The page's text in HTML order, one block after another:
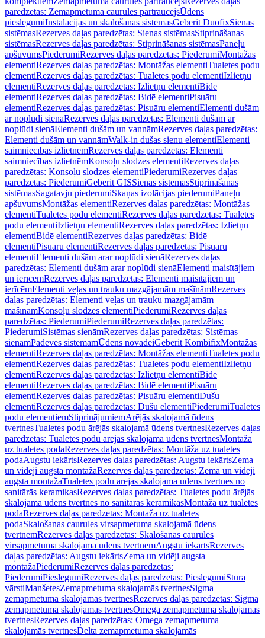
paredzētas: Zemapmetuma caurules pārtraucējsŪdens
pieslēgumiInstalācijas un skalošanas sistēmasGeberit DuofixSienas
sistēmasRezerves daļas paredzētas: Sienas sistēmasStiprināšanas
sistēmasRezerves daļas paredzētas: Stiprināšanas sistēmasPaneļu
apšuvumsPiederumiRezerves daļas paredzētas: PiederumiMontāžas
elementiRezerves daļas paredzētas: Montāžas elementiTualetes podu
elementiRezerves daļas paredzētas: Tualetes podu elementiIzlietņu
elementiRezerves daļas paredzētas: Izlietņu elementiBidē
elementiRezerves daļas paredzētas: Bidē elementiPisuāru
elementiRezerves daļas paredzētas: Pisuāru elementiElementi dušām
ar noplūdi sienāRezerves daļas paredzētas: Elementi dušām ar
noplūdi sienāElementi dušām un vannāmRezerves daļas paredzētas:
Elementi dušām un vannāmWalk-in dušas sienu elementiElementi
saimniecības izlietnēmRezerves daļas paredzētas: Elementi
saimniecības izlietnēmKonsoļu slodzes elementiRezerves daļas
paredzētas: Konsoļu slodzes elementiPiederumiRezerves daļas
paredzētas: PiederumiGeberit GISSienas sistēmasStiprināšanas
sistēmasSagatavju piederumiSkaņas izolācijas piederumiPaneļu
apšuvumsMontāžas elementiRezerves daļas paredzētas: Montāžas
elementiTualetes podu elementiRezerves daļas paredzētas: Tualetes
podu elementiIzlietņu elementiRezerves daļas paredzētas: Izlietņu
elementiBidē elementiRezerves daļas paredzētas: Bidē
elementiPisuāru elementiRezerves daļas paredzētas: Pisuāru
elementiElementi dušām arar noplūdi sienāRezerves daļas
paredzētas: Elementi dušām arar noplūdi sienāElementi maisītājiem
un ierīcēmRezerves daļas paredzētas: Elementi maisītājiem un
ierīcēmElementi veļas un trauku mazgājamām mašīnāmRezerves
daļas paredzētas: Elementi veļas un trauku mazgājamām
mašīnāmKonsoļu slodzes elementiPiederumiRezerves daļas
paredzētas: PiederumiPiederumiRezerves daļas paredzētas:
PiederumiSistēmas sienāmRezerves daļas paredzētas: Sistēmas
sienāmPadeves sistēmāmŪdens novadeiGeberit KombifixMontāžas
elementiRezerves daļas paredzētas: Montāžas elementiTualetes podu
elementiRezerves daļas paredzētas: Tualetes podu elementiIzlietņu
elementiRezerves daļas paredzētas: Izlietņu elementiBidē
elementiRezerves daļas paredzētas: Bidē elementiPisuāru
elementiRezerves daļas paredzētas: Pisuāru elementiDušu
elementiRezerves daļas paredzētas: Dušu elementiPiederumiTualetes
podu elementiemStiprinājumiemĀrējās skalojamā ūdens
tvertnesTualetes podu ārējās skalojamā ūdens tvertnesRezerves daļas
paredzētas: Tualetes podu ārējās skalojamā ūdens tvertnesMontāža
uz tualetes podaRezerves daļas paredzētas: Montāža uz tualetes
podaAugstu iekārtsRezerves daļas paredzētas: Augstu iekārtsZema
un vidēji augsta montāžaRezerves daļas paredzētas: Zema un vidēji
augsta montāžaTualetes podu ārējās skalojamā ūdens tvertnes no
sanitārās keramikasRezerves daļas paredzētas: Tualetes podu ārējās
skalojamā ūdens tvertnes no sanitārās keramikasMontāža uz tualetes
podaRezerves daļas paredzētas: Montāža uz tualetes
podaSkalošanas caurules virsapmetuma skalojamā ūdens
tvertnēmRezerves daļas paredzētas: Skalošanas caurules
virsapmetuma skalojamā ūdens tvertnēmAugstu iekārtsRezerves
daļas paredzētas: Augstu iekārtsZema un vidēji augsta
montāžaPiederumiRezerves daļas paredzētas:
PiederumiPieslēgumiRezerves daļas paredzētas: PieslēgumiStūra
vārstiManšetesZemapmetuma skalojamās tvertnesSigma
zemapmetuma skalojamās tvertnesRezerves daļas paredzētas: Sigma
zemapmetuma skalojamās tvertnesOmega zemapmetuma skalojamās
tvertnesRezerves daļas paredzētas: Omega zemapmetuma
skalojamās tvertnesDelta zemapmetuma skalojamās